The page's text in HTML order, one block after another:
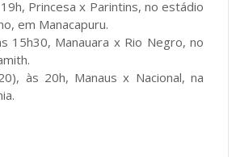
Princesa x Parintins, no estádio
em Manacapuru.
15h30, Manauara x Rio Negro, no
às 20h, Manaus x Nacional, na